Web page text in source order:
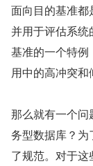
面向目的基准
并用于评估系
基准的一个特
用中的高冲突和
那么就有一个
务型数据库？
了规范。对于